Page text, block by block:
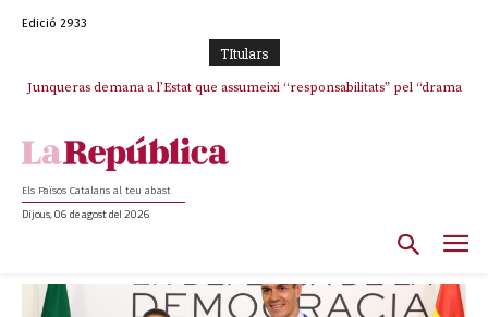
Edició 2933
TItulars
Junqueras demana a l’Estat que assumeixi “responsabilitats” pel “drama
Els Països Catalans al teu abast
Dijous, 06 de agost del 2026